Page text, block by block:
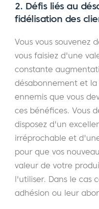
2. Défis liés au
fidélisation des
Vous vous souvenez
vous faisiez d'une
constante
désabonnement et
ennemis que vous
ces bénéfices. Vous
disposez d'un
irréprochable et
pour que vos
valeur de votre
l'utiliser. Dans le cas
adhésion ou leur